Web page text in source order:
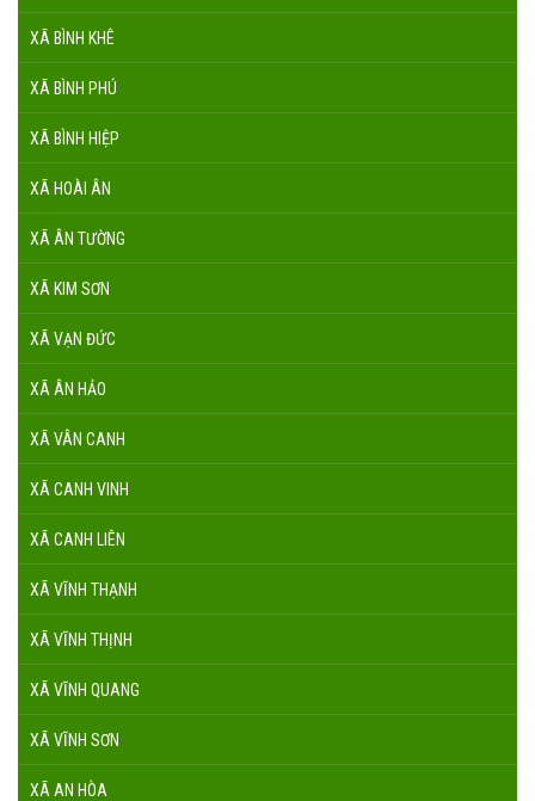
XÃ BÌNH KHÊ
XÃ BÌNH PHÚ
XÃ BÌNH HIỆP
XÃ HOÀI ÂN
XÃ ÂN TƯỜNG
XÃ KIM SƠN
XÃ VẠN ĐỨC
XÃ ÂN HẢO
XÃ VÂN CANH
XÃ CANH VINH
XÃ CANH LIÊN
XÃ VĨNH THẠNH
XÃ VĨNH THỊNH
XÃ VĨNH QUANG
XÃ VĨNH SƠN
XÃ AN HÒA